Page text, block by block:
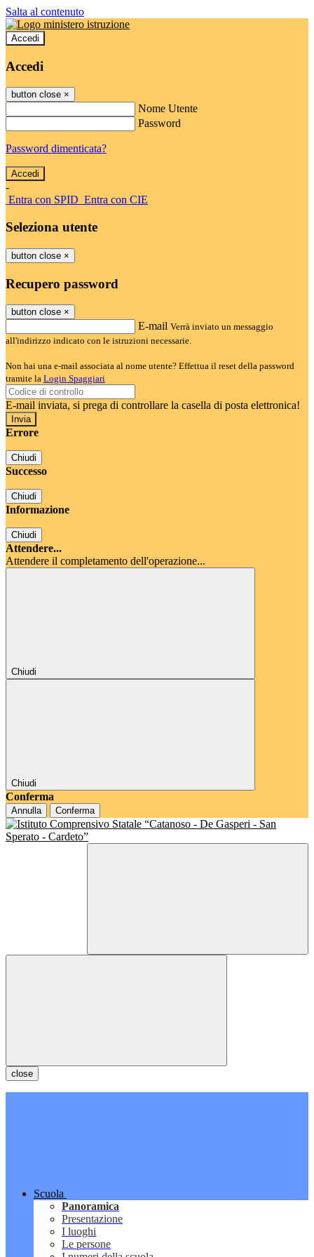
Salta al contenuto
Accedi
Accedi
button close ×
Nome Utente
Password
Password dimenticata?
-
Entra con SPID Entra con CIE
Seleziona utente
button close ×
Recupero password
button close ×
E-mail Verrà inviato un messaggio
all'indirizzo indicato con le istruzioni necessarie.
Non hai una e-mail associata al nome utente? Effettua il reset della password
tramite la Login Spaggiari
E-mail inviata, si prega di controllare la casella di posta elettronica!
Errore
Chiudi
Successo
Chiudi
Informazione
Chiudi
Attendere...
Attendere il completamento dell'operazione...
Chiudi
Chiudi
Conferma
Annulla Conferma
close
Scuola
Panoramica
Presentazione
I luoghi
Le persone